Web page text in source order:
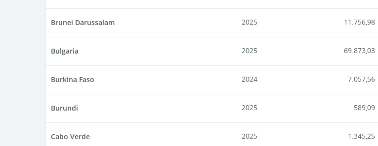
Brunei Darussalam 2025 11.756,98
Bulgaria 2025 69.873,03
Burkina Faso 2024 7.057,56
Burundi 2025 589,09
Cabo Verde 2025 1.345,25